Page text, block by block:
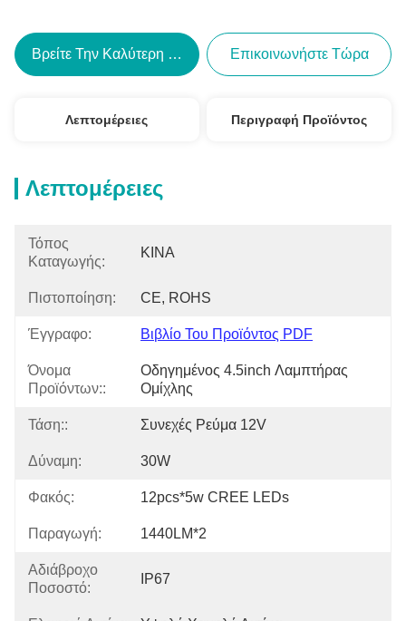
Βρείτε Την Καλύτερη Τιμή Επικοινωνήστε Τώρα
Λεπτομέρειες Περιγραφή Προϊόντος
Λεπτομέρειες
Τόπος
Καταγωγής:
ΚΙΝΑ
Πιστοποίηση: CE, ROHS
Έγγραφο: Βιβλίο Του Προϊόντος PDF
Όνομα
Προϊόντων::
Οδηγημένος 4.5inch Λαμπτήρας
Ομίχλης
Τάση:: Συνεχές Ρεύμα 12V
Δύναμη: 30W
Φακός: 12pcs*5w CREE LEDs
Παραγωγή: 1440LM*2
Αδιάβροχο
Ποσοστό:
IP67